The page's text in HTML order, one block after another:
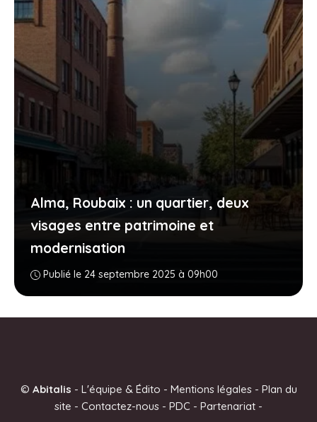
Alma, Roubaix : un quartier, deux
visages entre patrimoine et
modernisation
Publié le 24 septembre 2025 à 09h00
© Abitalis - L'équipe & Édito - Mentions légales- Plan du
site - Contactez-nous - PDC - Partenariat -